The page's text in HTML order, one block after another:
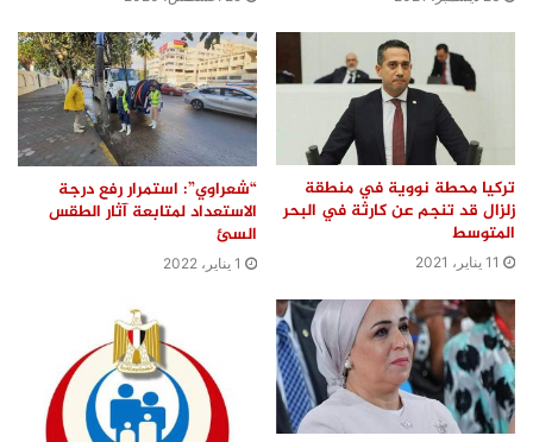
تركيا محطة نووية في منطقة
زلزال قد تنجم عن كارثة في البحر
المتوسط
11 يناير، 2021
“شعراوي”: استمرار رفع درجة
الاستعداد لمتابعة آثار الطقس
السئ
1 يناير، 2022